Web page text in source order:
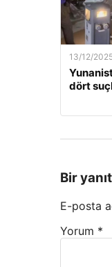
13/12/
dört
Bir
E-posta
Yorum *